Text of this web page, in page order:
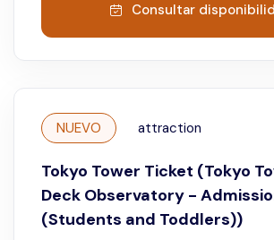
Consultar
NUEVO attraction
Tokyo Tower Ticket (Tokyo
Deck Observatory -
(Students and Toddlers))